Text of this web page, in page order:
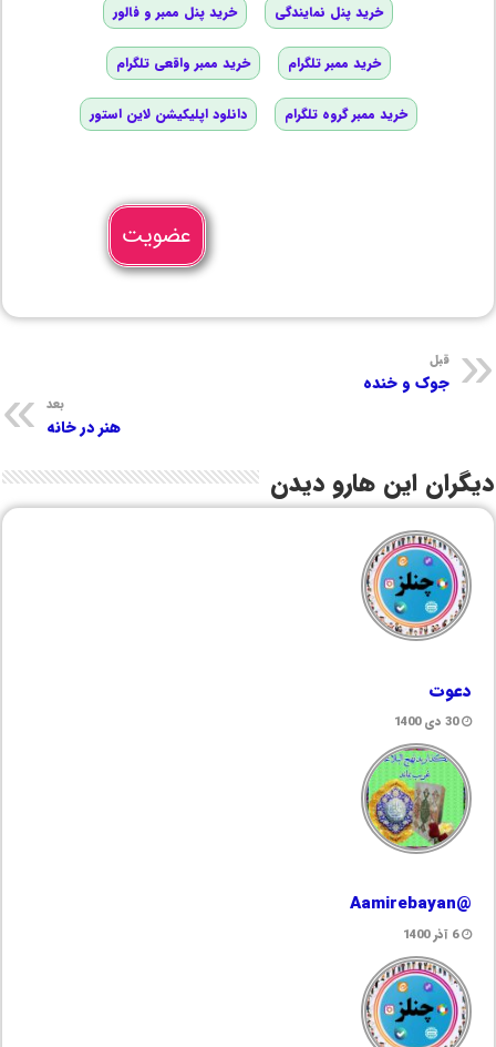
خرید پنل نمایندگی خرید پنل ممبر و فالور
خرید ممبر تلگرام خرید ممبر واقعی تلگرام
خرید ممبر گروه تلگرام دانلود اپلیکیشن لاین استور
عضویت
قبل
جوک و خنده
بعد
هنر در خانه
دیگران این هارو دیدن
دعوت
30 دی 1400
@Aamirebayan
6 آذر 1400